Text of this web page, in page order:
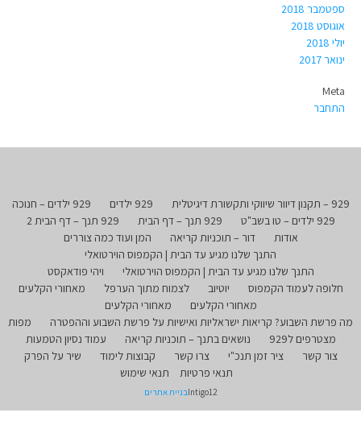
ספטמבר 2018
אוגוסט 2018
יולי 2018
ינואר 2017
Meta
התחבר
929 – תקנון דיוור שיווקי ותקשורת דיגיטלית 929 ילדים
929 ילדים – חנוכה
929 ילדים – טו בשב"ט
929 תנך – דף הבית
929 תנך – דף הבית 2
אודות
דור – תוכניות קריאה
המן ועוד כמה צוררים
התנך שלנו מגיע עד הבית | הקמפוס הוירטואלי
התנך שלנו מגיע עד הבית | הקמפוס הוירטואלי
ויהי פודאקסט
חלופה לעמוד הקמפוס
יוטיוב לצמוח מתוך הערפל
מאחורי הקלעים
מאחורי הקלעים
מאחורי הקלעים
מה פרשת השבוע? קריאות ישראליות ואישיות על פרשת השבוע וההפטרה
מפות
מצטרפים ל929
נושאים בתנך – תוכניות קריאה
עמוד נסיון הטמעות
צור קשר
ציר זמן תנכ"י צרו קשר קבוצות לימוד
שיר על הפרק
תנאי פרטיות
תנאי שימוש
Intigo12בניית אתרים